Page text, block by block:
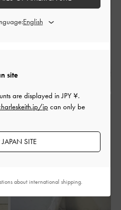
site
are displayed inJPY ¥.
jpcan only be
SITE
about international shipping.